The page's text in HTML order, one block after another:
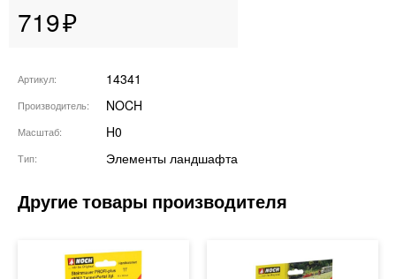
719
Артикул 14341
Производитель NOCH
Масштаб H0
Тип Элементы ландшафта